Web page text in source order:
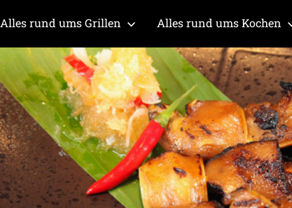
Alles rund ums Grillen Alles rund ums Kochen